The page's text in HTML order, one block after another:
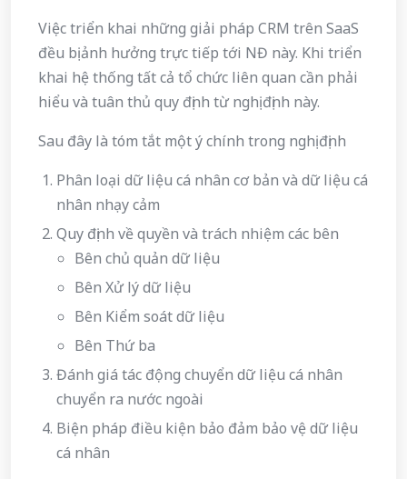
Việc triển khai những giải pháp CRM trên SaaS
đều bị ảnh hưởng trực tiếp tới NĐ này. Khi triển
khai hệ thống tất cả tổ chức liên quan cần phải
hiểu và tuân thủ quy định từ nghị định này.
Sau đây là tóm tắt một ý chính trong nghị định
Phân loại dữ liệu cá nhân cơ bản và dữ liệu cá
nhân nhạy cảm
Quy định về quyền và trách nhiệm các bên
Bên chủ quản dữ liệu
Bên Xử lý dữ liệu
Bên Kiểm soát dữ liệu
Bên Thứ ba
Đánh giá tác động chuyển dữ liệu cá nhân
chuyển ra nước ngoài
Biện pháp điều kiện bảo đảm bảo vệ dữ liệu
cá nhân